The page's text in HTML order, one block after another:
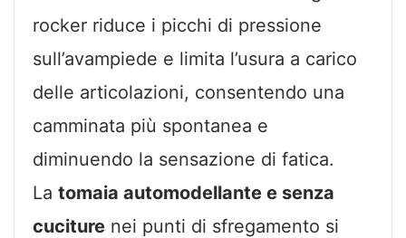
rocker riduce i picchi di pressione
sull’avampiede e limita l’usura a carico
delle articolazioni, consentendo una
camminata più spontanea e
diminuendo la sensazione di fatica.
La tomaia automodellante e senza
cuciture nei punti di sfregamento si